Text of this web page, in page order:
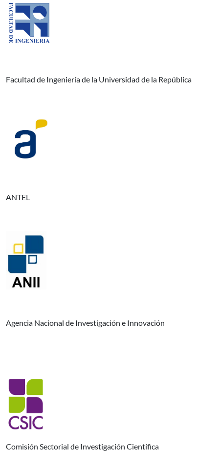
Facultad de Ingeniería de la Universidad de la República
ANTEL
Agencia Nacional de Investigación e Innovación
Comisión Sectorial de Investigación Científica